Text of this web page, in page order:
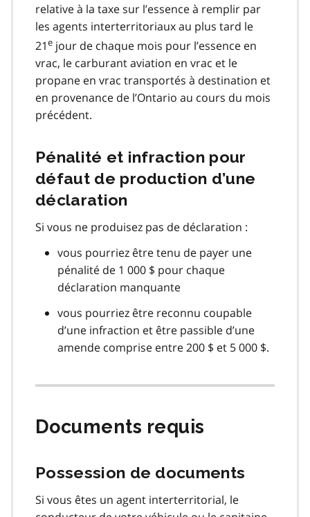
relative à la taxe sur l’essence à remplir par
les agents interterritoriaux au plus tard le
21e jour de chaque mois pour l’essence en
vrac, le carburant aviation en vrac et le
propane en vrac transportés à destination et
en provenance de l’Ontario au cours du mois
précédent.
Pénalité et infraction pour
défaut de production d’une
déclaration
Si vous ne produisez pas de déclaration :
vous pourriez être tenu de payer une
pénalité de 1 000 $ pour chaque
déclaration manquante
vous pourriez être reconnu coupable
d’une infraction et être passible d’une
amende comprise entre 200 $ et 5 000 $.
Documents requis
Possession de documents
Si vous êtes un agent interterritorial, le